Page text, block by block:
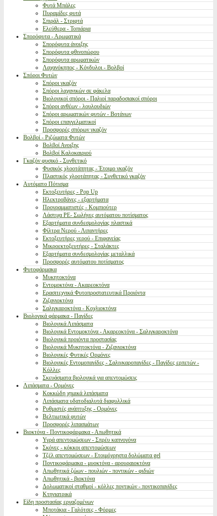
Φυτά Μπάλες
Πυραμίδες φυτά
Σπιράλ - Στριφτά
Ελεύθερα - Τοπιάρια
Σπορόφυτα - Αρωματικά
Σπορόφυτα άνοιξης
Σπορόφυτα φθινοπώρου
Σπορόφυτα αρωματικών
Λαχανόκηπος - Κόνδυλοι - Βολβοί
Σπόροι Φυτών
Σπόροι γκαζόν
Σπόροι λαχανικών σε φάκελα
Βιολογικοί σπόροι - Παλιοί παραδοσιακοί σπόροι
Σπόροι ανθέων - λουλουδιών
Σπόροι αρωματικών φυτών - Βοτάνων
Σπόροι επαγγελματικοί
Προσφορές σπόρων γκαζόν
Βολβοί - Ριζώματα Φυτών
Βολβοί Ανοιξης
Βολβοί Καλοκαιριού
Γκαζόν φυσικό - Συνθετικό
Φυσικός χλοοτάπητας - Έτοιμο γκαζόν
Πλαστικός χλοοτάπητας - Συνθετικό γκαζόν
Αυτόματο Πότισμα
Εκτοξευτήρες - Pop Up
Ηλεκτροβάνες - εξαρτήματα
Προγραμματιστές - Κομπιούτερ
Λάστιχα PE- Σωλήνες αυτόματου ποτίσματος
Εξαρτήματα συνδεσμολογίας πλαστικά
Φίλτρα Νερού - Λιπαντήρες
Εκτοξευτήρες νερού - Επιφανείας
Μικροεκτοξευτήρες - Σταλάκτες
Εξαρτήματα συνδεσμολογίας μεταλλικά
Προσφορές αυτόματου ποτίσματος
Φυτοφάρμακα
Μυκητοκτόνα
Εντομοκτόνα - Ακαρεοκτόνα
Ερασιτεχνικά Φυτοπροστατευτικά Προιόντα
Ζιζανιοκτόνα
Σαλιγκαροκτόνα - Κοχλιοκτόνα
Βιολογικά φάρμακα - Παγίδες
Βιολογικά Λιπάσματα
Βιολογικά Εντομοκτόνα - Ακαρεοκτόνα - Σαλιγκαροκτόνα
Βιολογικά προιόντα προστασίας
Βιολογικά Μυκητοκτόνα - Ζιζανιοκτόνα
Βιολογικές Φυτικές Ορμόνες
Βιολογικές Εντομοπαγίδες - Σαλιγκαροπαγίδες - Παγίδες ερπετών -
Κόλλες
Σκευάσματα βιολογικά για απεντομώσεις
Λιπάσματα - Ορμόνες
Κοκκώδη χημικά λιπάσματα
Λιπάσματα υδατοδιαλυτά διαφυλλικά
Ρυθμιστές ανάπτυξης - Ορμόνες
Βελτιωτικά φυτών
Προσφορές λιπασμάτων
Βιοκτόνα - Ποντικοφάρμακα - Απωθητικά
Υγρά απεντομώσεων - Σπρέυ καπνογόνα
Σκόνες - κόκκοι απεντομώσεων
Τζέλ απεντομώσεων - Ετοιμόχρηστα δολώματα gel
Ποντικοφάρμακα - μυοκτόνα - αρουραιοκτόνα
Απωθητικά ζώων - πουλιών - ποντικών - φιδιών
Απωθητικά - βιοκτόνα
Δολωματικοί σταθμοί - κόλλες ποντικών - ποντικοπαγίδες
Κτηνιατρικά
Είδη προστασίας εργαζομένων
Μποτάκια - Γαλότσες - Φόρμες